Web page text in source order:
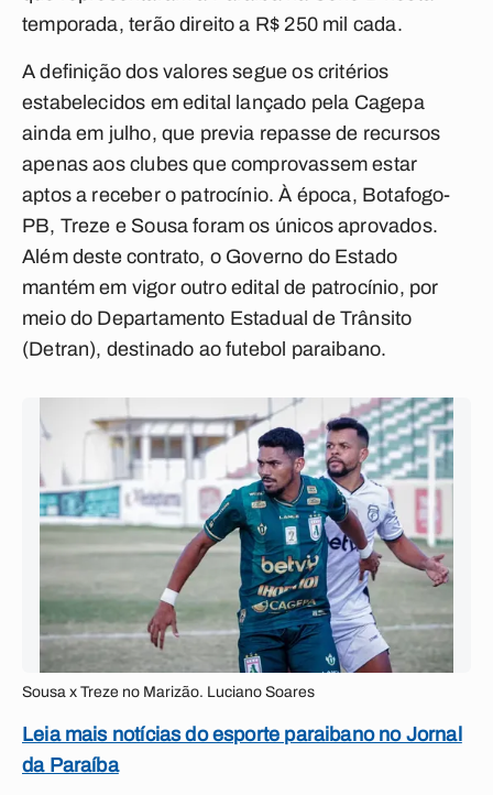
temporada, terão direito a R$ 250 mil cada.
A definição dos valores segue os critérios
estabelecidos em edital lançado pela Cagepa
ainda em julho, que previa repasse de recursos
apenas aos clubes que comprovassem estar
aptos a receber o patrocínio. À época, Botafogo-
PB, Treze e Sousa foram os únicos aprovados.
Além deste contrato, o Governo do Estado
mantém em vigor outro edital de patrocínio, por
meio do Departamento Estadual de Trânsito
(Detran), destinado ao futebol paraibano.
Sousa x Treze no Marizão. Luciano Soares
Leia mais notícias do esporte paraibano no Jornal
da Paraíba